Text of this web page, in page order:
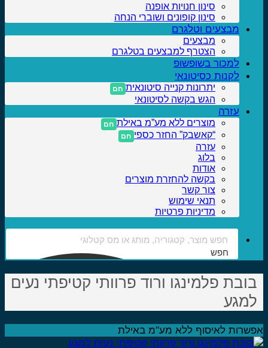
סינון חנויות אופנה
סינון קופונים ושוברי הנחה
מבצעים וטלגרם
מבצעים
הצטרף למבצעים בטלגרם
למכור בשופשופ
לקנות כסיטונאי
יתרונות קנייה סיטונאית
הגש בקשה לסיטונאי
עזרה
מוצרים ללא מע”מ באילת
“קאשבק” החזר כספי
עזרה
בלוג
אודות
בקשה להחזרת מוצרים
צור קשר
תנאי שימוש
מדיניות פרטיות
חפש
פלמינגו ורוד פרוותי קטיפתי נעים
לאיסוף ללא מע"מ באילת